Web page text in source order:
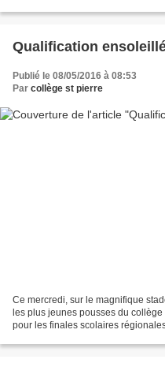
Qualification
Publié le 08/05/2016 à 08:53
Par collège st pierre
Ce mercredi, sur le magnifique
les plus jeunes pousses du
pour les finales scolaires